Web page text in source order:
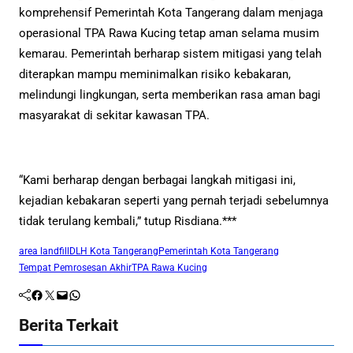
komprehensif Pemerintah Kota Tangerang dalam menjaga
operasional TPA Rawa Kucing tetap aman selama musim
kemarau. Pemerintah berharap sistem mitigasi yang telah
diterapkan mampu meminimalkan risiko kebakaran,
melindungi lingkungan, serta memberikan rasa aman bagi
masyarakat di sekitar kawasan TPA.
“Kami berharap dengan berbagai langkah mitigasi ini,
kejadian kebakaran seperti yang pernah terjadi sebelumnya
tidak terulang kembali,” tutup Risdiana.***
area landfill DLH Kota Tangerang Pemerintah Kota Tangerang
Tempat Pemrosesan AkhirTPA Rawa Kucing
Facebook Twitter Mail WhatsApp
Berita Terkait